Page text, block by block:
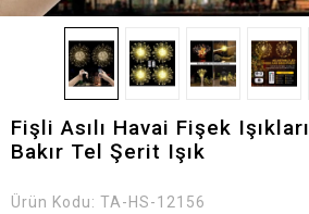
Fişli Asılı Havai Fişek
Bakır Tel Şerit Işık
Ürün Kodu: TA-HS-12156